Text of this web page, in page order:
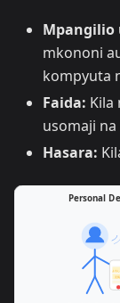
Mpangilio
mkononi
kompyuta
Faida: Kila
usomaji
Hasara: